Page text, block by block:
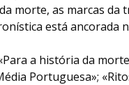
morte, as marcas da
está ancorada
a história da
Portuguesa»;